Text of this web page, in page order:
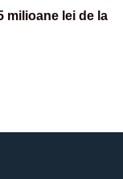
milioane lei de la